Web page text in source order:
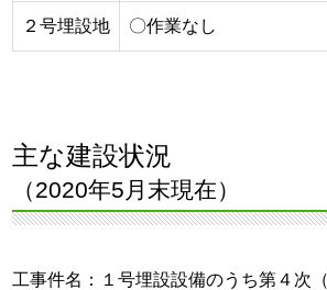
２号埋設地 〇作業なし
主な建設状況
（2020年5月末現在）
工事件名：１号埋設設備のうち第４次